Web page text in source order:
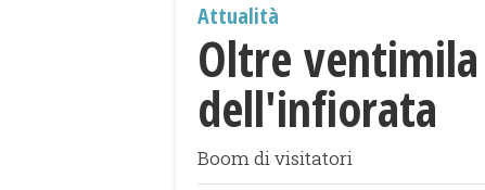
Attualità
Oltre
dell'infiorata
Boom di visitatori